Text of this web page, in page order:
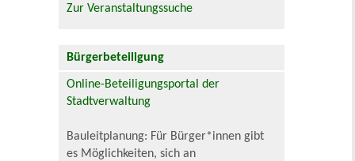
Zur Veranstaltungssuche
Bürgerbeteiligung
Online-Beteiligungsportal der
Stadtverwaltung
Bauleitplanung: Für Bürger*innen gibt
es Möglichkeiten, sich an